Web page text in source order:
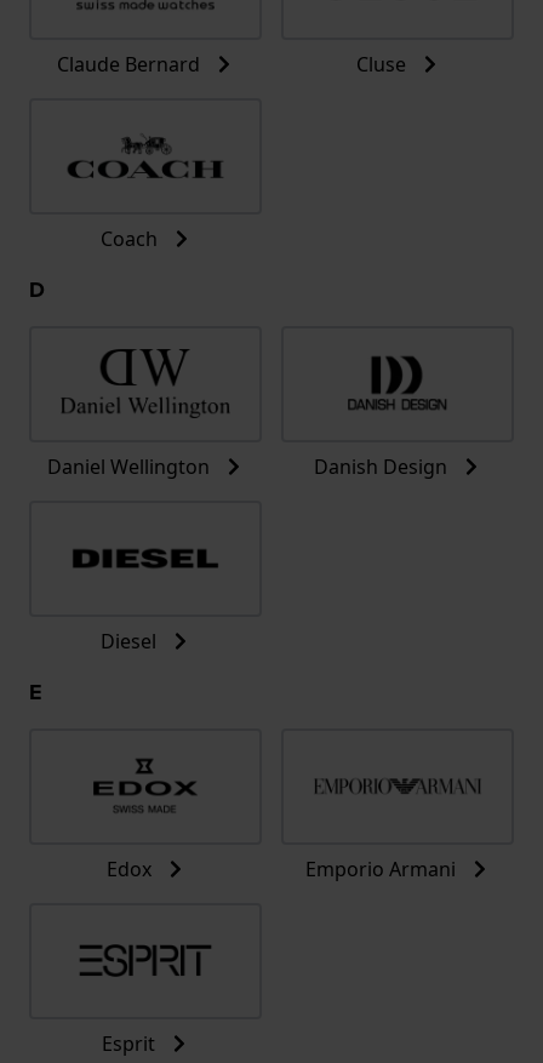
Claude Bernard Cluse
Coach
D
Daniel Wellington Danish Design
Diesel
E
Edox Emporio Armani
Esprit